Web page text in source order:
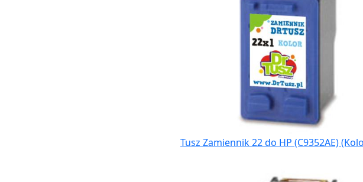
Tusz Zamiennik 22 do HP (C9352AE)